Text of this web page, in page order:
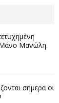
Μάνο Μανώλη.
σήμερα οι